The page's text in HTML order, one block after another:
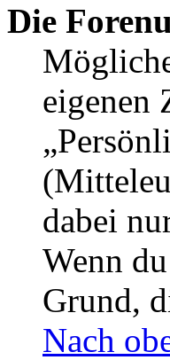
Die
eigenen
dabei
Wenn
Grund,
Nach